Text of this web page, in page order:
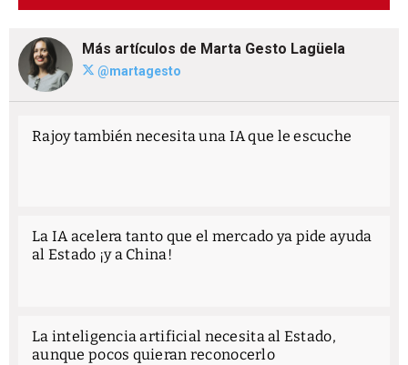
Más artículos de Marta Gesto Lagüela
@martagesto
Rajoy también necesita una IA que le escuche
La IA acelera tanto que el mercado ya pide ayuda
al Estado ¡y a China!
La inteligencia artificial necesita al Estado,
aunque pocos quieran reconocerlo